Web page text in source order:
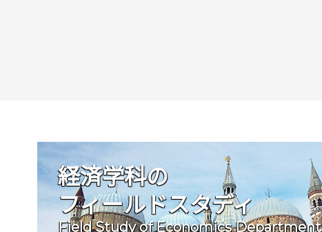
経済学科の
フィールドスタディ
Field Study of Economics Department